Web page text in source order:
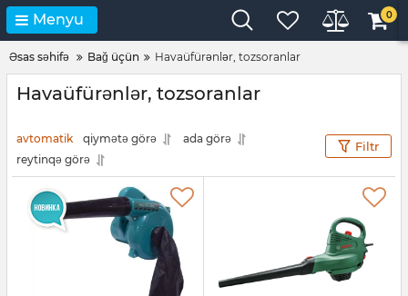
Menyu 0
Əsas səhifə Bağ üçün Havaüfürənlər, tozsoranlar
Havaüfürənlər, tozsoranlar
avtomatik qiymətə görə
ada görə
reytinqə görə
Filtr